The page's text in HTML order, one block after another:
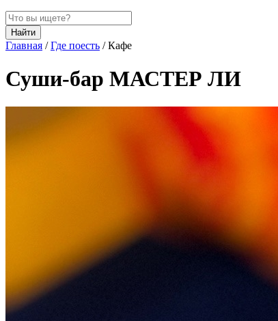
Найти
Главная / Где поесть /Кафе
Суши-бар МАСТЕР ЛИ